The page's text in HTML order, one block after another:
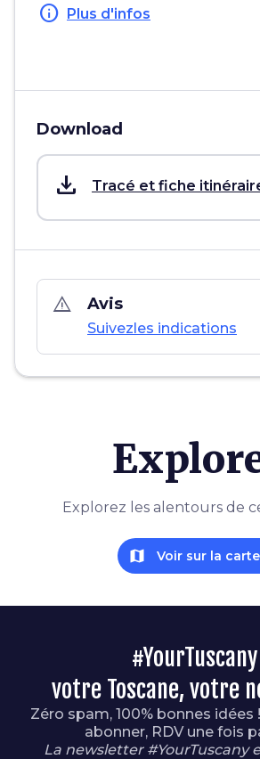
info Plus d'infos
Download
save_alt Tracé et fiche
warning_amber Avis
Suivezles indications
Explorez les alentours de
map Voir sur la carte
votre Toscane, votre
Zéro spam, 100% bonnes idées
abonner, RDV une fois
La newsletter #YourTuscany